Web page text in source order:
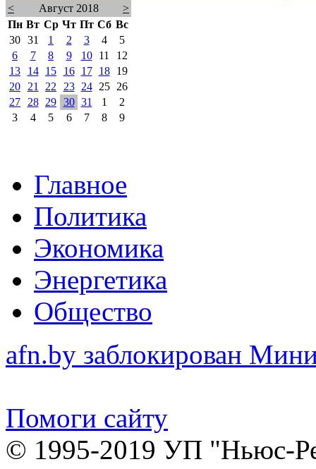
< Август 2018
>
Пн Вт Ср Чт Пт Сб Вс
30 31 1 2 3 4
5
6
7 8 9 10 11
12
13
14 15 16 17 18
19
20
21 22 23 24 25
26
27
28 29 30 31 1
2
3
4 5 6 7 8 9
Главное
Политика
Экономика
Энергетика
Общество
afn.by заблокирован
Помоги сайту
© 1995-2019 УП "Ньюс-